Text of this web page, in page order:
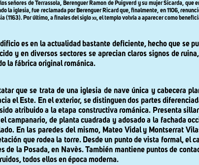
señores de Terrassola, Berenguer Ramon de Puigverd y su mujer Sicarda,
la iglesia, fue reclamada por Berenguer Ricard que, finalmente, en 1106,
(1163). Por último, a finales del sigloxii,el templo volvía a aparecer como
es en la actualidad bastante deficiente, hecho que se
y en diversos sectores se aprecian claros signos de
la fábrica original románica.
que se trata de una iglesia de nave única y cabecera
el Este. En el exterior, se distinguen dos partes
atribuido a la etapa constructiva románica. Presenta
campanario, de planta cuadrada y adosado a la fachada
En las paredes del mismo, Mateo Vidal y Montserrat
que rodea la torre. Desde un punto de vista formal, el
de la Posada, en Navès. También mantiene puntos de
todos ellos en época moderna.